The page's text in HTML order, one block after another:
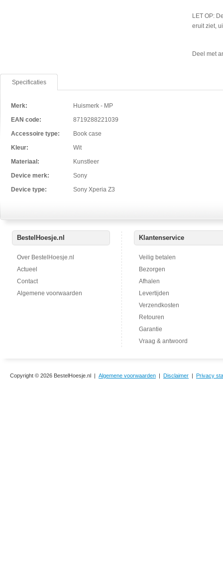
LET OP:
eruit ziet,
Deel met
Specificaties
Merk:
Huismerk - MP
EAN code:
8719288221039
Accessoire type:
Book case
Kleur:
Wit
Materiaal:
Kunstleer
Device merk:
Sony
Device type:
Sony Xperia Z3
BestelHoesje.nl
Over BestelHoesje.nl
Actueel
Contact
Algemene voorwaarden
Klantenservice
Veilig betalen
Bezorgen
Afhalen
Levertijden
Verzendkosten
Retouren
Garantie
Vraag & antwoord
Copyright © 2026 BestelHoesje.nl | Algemene voorwaarden | Disclaimer | Privacy